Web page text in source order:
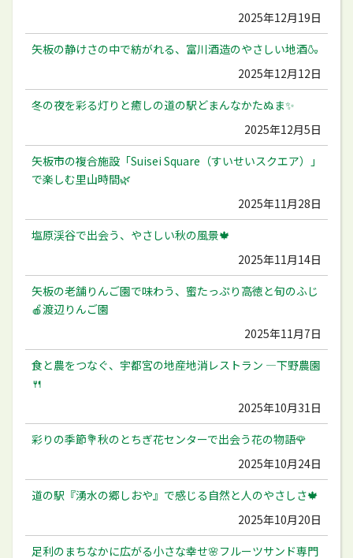
2025年12月19日
矢板の静けさの中で紡がれる、富川酒造のやさしい地酒🍶
2025年12月12日
冬の夜を彩る灯りと癒しの道の駅どまんなかたぬま✨
2025年12月5日
矢板市の複合施設「Suisei Square（すいせいスクエア）」
で楽しむ里山時間🌿
2025年11月28日
塩原渓谷で出会う、やさしい秋の風景🍁
2025年11月14日
矢板の老舗りんご園で味わう、蜜たっぷり高徳と旬のふじ
🍎渡辺りんご園
2025年11月7日
食と農をつなぐ、宇都宮の地産地消レストラン ―下野農園
🍴
2025年10月31日
彩りの季節💐秋のとちぎ花センターで出会う花の物語🌹
2025年10月24日
道の駅『湧水の郷しおや』で感じる自然と人のやさしさ🍁
2025年10月20日
足利のまちなかに広がる小さな幸せ🌸フルーツサンド専門